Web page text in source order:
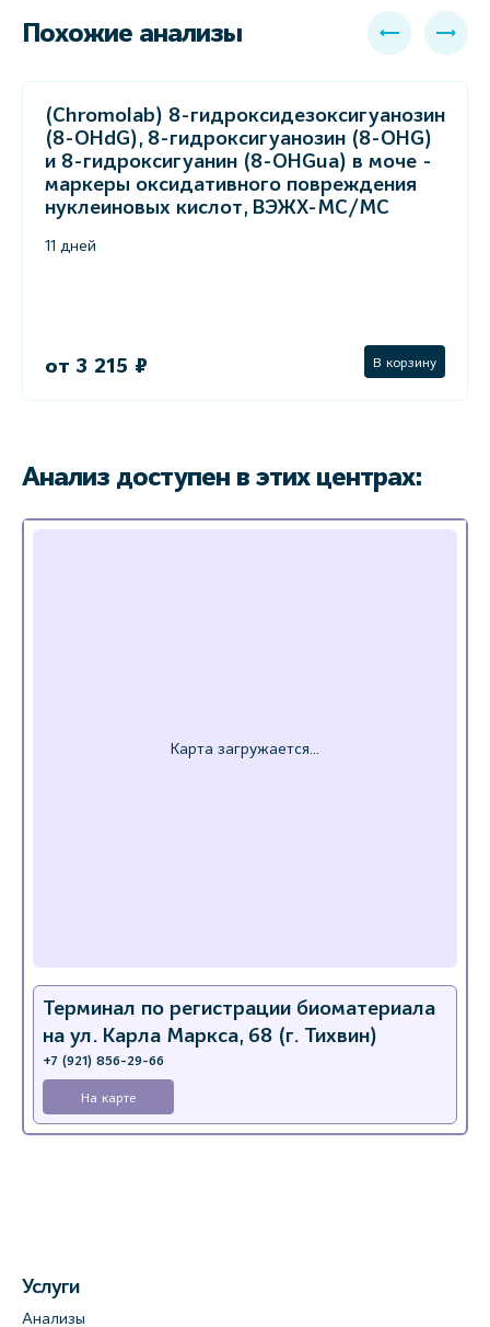
Похожие анализы
(Chromolab) 8-гидроксидезоксигуанозин
(8-OHdG), 8-гидроксигуанозин (8-OHG)
и 8-гидроксигуанин (8-OHGua) в моче -
маркеры оксидативного повреждения
нуклеиновых кислот, ВЭЖХ-МС/МС
11 дней
от 3 215 ₽ В корзину
Анализ доступен в этих центрах:
Терминал по регистрации биоматериала
на ул. Карла Маркса, 68 (г. Тихвин)
+7 (921) 856-29-66
На карте
Услуги
Анализы